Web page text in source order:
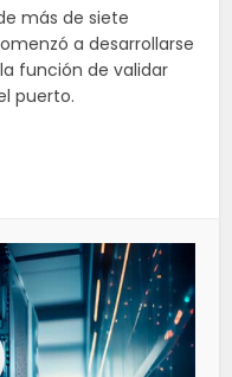
más de siete
a desarrollarse
función de validar
puerto.